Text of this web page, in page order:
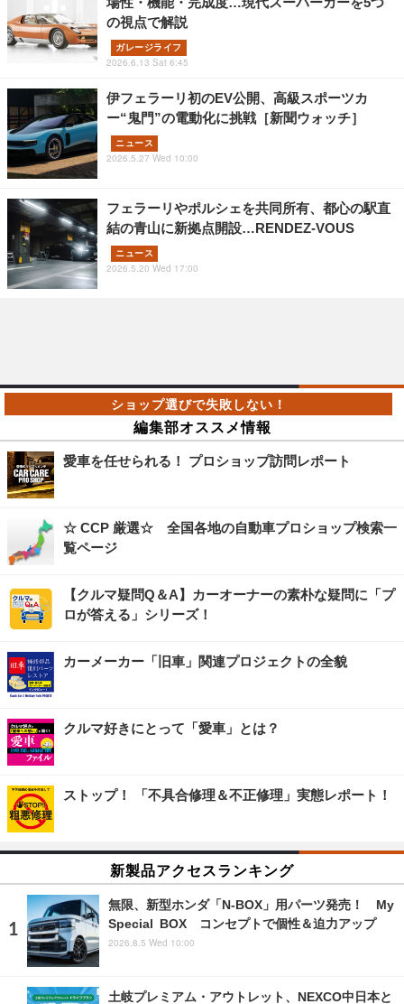
の視点で解説
ガレージライフ
2026.6.13 Sat 6:45
伊フェラーリ初のEV公開、高級スポーツカ
ー“鬼門”の電動化に挑戦［新聞ウォッチ］
ニュース
2026.5.27 Wed 10:00
フェラーリやポルシェを共同所有、都心の駅直
結の青山に新拠点開設…RENDEZ-VOUS
ニュース
2026.5.20 Wed 17:00
編集部オススメ情報
愛車を任せられる！ プロショップ訪問レポート
☆ CCP 厳選☆ 全国各地の自動車プロショップ検索一
覧ページ
【クルマ疑問Q＆A】カーオーナーの素朴な疑問に「プ
ロが答える」シリーズ！
カーメーカー「旧車」関連プロジェクトの全貌
クルマ好きにとって「愛車」とは？
ストップ！ 「不具合修理＆不正修理」実態レポート！
新製品アクセスランキング
無限、新型ホンダ「N-BOX」用パーツ発売！ My
Special BOX コンセプトで個性＆迫力アップ
2026.8.5 Wed 10:00
土岐プレミアム・アウトレット、NEXCO中日本と